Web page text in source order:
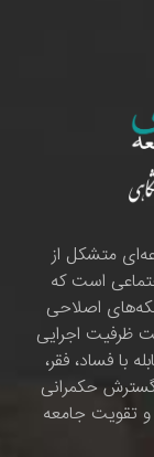
متشکل از
است که
اصلاحی
ظرفیت اجرایی
با فساد، فقر،
گسترش حکمرانی
و تقویت جامعه